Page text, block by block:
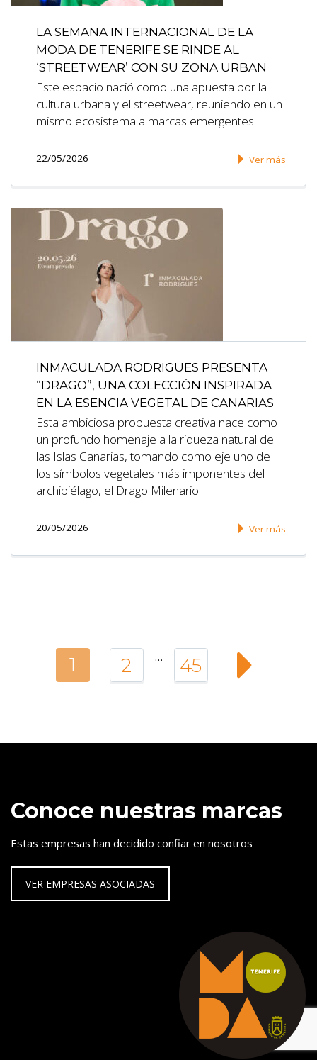
LA SEMANA INTERNACIONAL DE LA
MODA DE TENERIFE SE RINDE AL
‘STREETWEAR’ CON SU ZONA URBAN
Este espacio nació como una apuesta por la
cultura urbana y el streetwear, reuniendo en un
mismo ecosistema a marcas emergentes
22/05/2026 Ver más
INMACULADA RODRIGUES PRESENTA
“DRAGO”, UNA COLECCIÓN INSPIRADA
EN LA ESENCIA VEGETAL DE CANARIAS
Esta ambiciosa propuesta creativa nace como
un profundo homenaje a la riqueza natural de
las Islas Canarias, tomando como eje uno de
los símbolos vegetales más imponentes del
archipiélago, el Drago Milenario
20/05/2026 Ver más
1 2 … 45
Conoce nuestras marcas
Estas empresas han decidido confiar en nosotros
VER EMPRESAS ASOCIADAS